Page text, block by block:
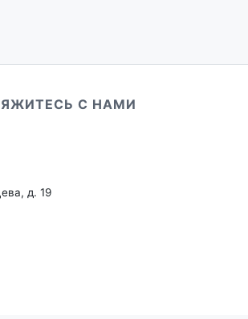
С НАМИ
д. 19